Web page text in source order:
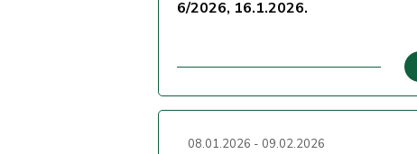
6/2026, 16.1.2026.
08.01.2026 - 09.02.2026